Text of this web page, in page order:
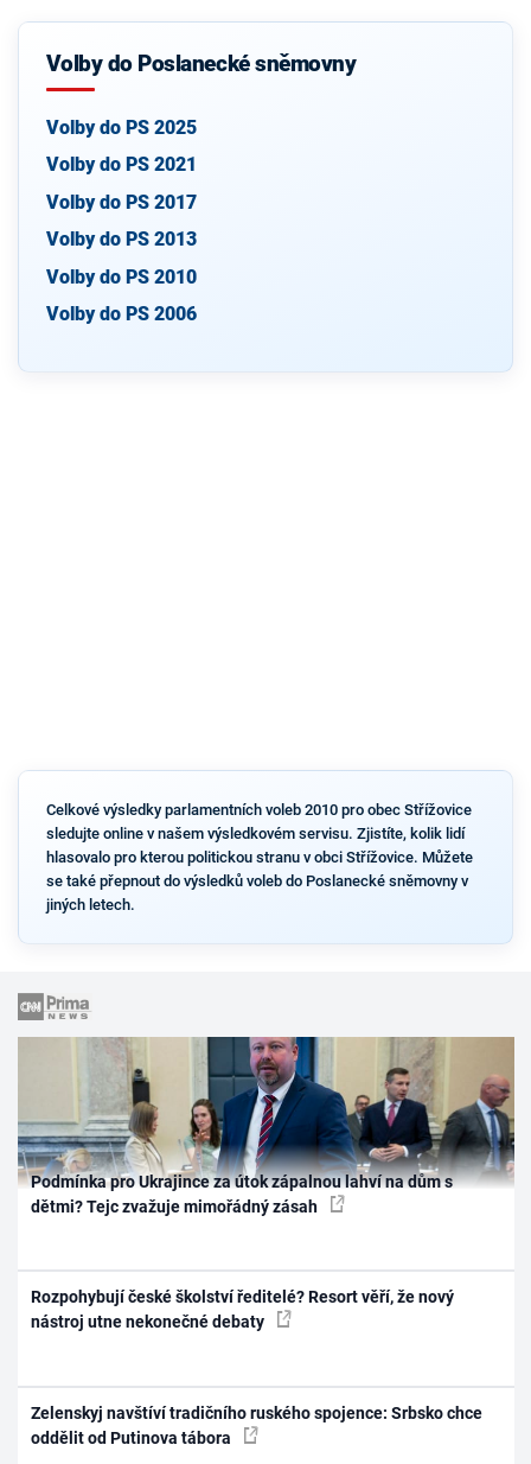
Volby do Poslanecké sněmovny
Volby do PS 2025
Volby do PS 2021
Volby do PS 2017
Volby do PS 2013
Volby do PS 2010
Volby do PS 2006
Celkové výsledky parlamentních voleb 2010 pro obec Střížovice
sledujte online v našem výsledkovém servisu. Zjistíte, kolik lidí
hlasovalo pro kterou politickou stranu v obci Střížovice. Můžete
se také přepnout do výsledků voleb do Poslanecké sněmovny v
jiných letech.
Podmínka pro Ukrajince za útok zápalnou lahví na dům s
dětmi? Tejc zvažuje mimořádný zásah
Rozpohybují české školství ředitelé? Resort věří, že nový
nástroj utne nekonečné debaty
Zelenskyj navštíví tradičního ruského spojence: Srbsko chce
oddělit od Putinova tábora